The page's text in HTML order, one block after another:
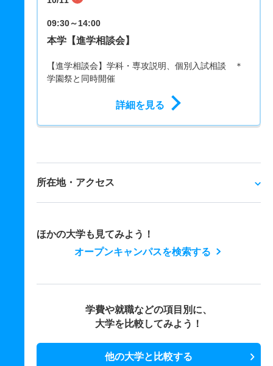
09:30～14:00
本学【進学相談会】
【進学相談会】学科・専攻説明、個別入試相談 ＊
学園祭と同時開催
詳細を見る
所在地・アクセス
ほかの大学も見てみよう！
オープンキャンパスを検索する
学費や就職などの項目別に、
大学を比較してみよう！
他の大学と比較する